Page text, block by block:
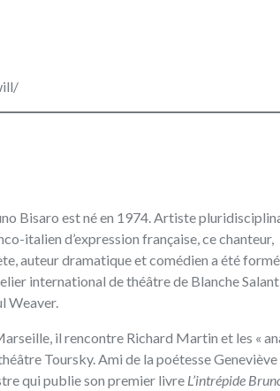
Bisaro est né en 1974‭. ‬Artiste
italien d’expression française‭, ‬ce chanteur‭,
‬auteur dramatique et comédien a été
international de théâtre de Blanche
Weaver‭.
‬il rencontre Richard Martin et les‭ «
‬Toursky‭. ‬Ami de la poétesse Geneviève
qui publie son premier livre‭ L’intrépide